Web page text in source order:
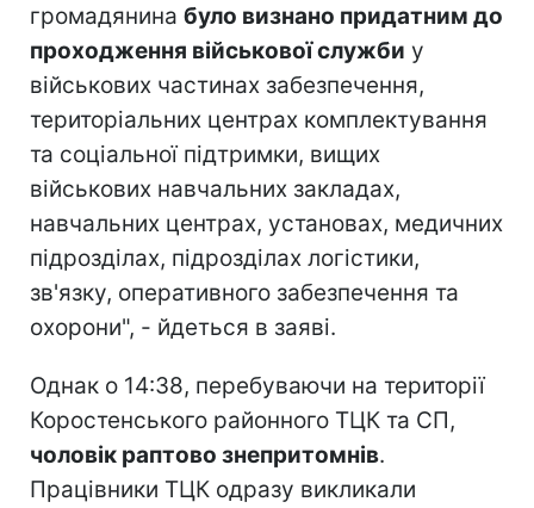
громадянина було визнано придатним до
проходження військової служби у
військових частинах забезпечення,
територіальних центрах комплектування
та соціальної підтримки, вищих
військових навчальних закладах,
навчальних центрах, установах, медичних
підрозділах, підрозділах логістики,
зв'язку, оперативного забезпечення та
охорони", - йдеться в заяві.
Однак о 14:38, перебуваючи на території
Коростенського районного ТЦК та СП,
чоловік раптово знепритомнів.
Працівники ТЦК одразу викликали